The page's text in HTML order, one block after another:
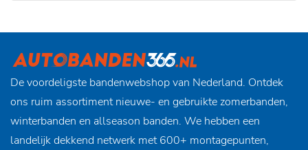
De voordeligste bandenwebshop van Nederland. Ontdek
ons ruim assortiment nieuwe- en gebruikte zomerbanden,
winterbanden en allseason banden. We hebben een
landelijk dekkend netwerk met 600+ montagepunten,